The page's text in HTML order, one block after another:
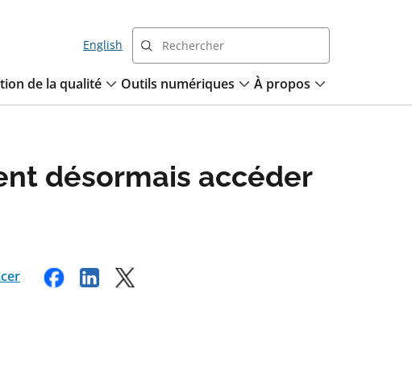
English
de la qualité Outils numériques À propos
désormais accéder